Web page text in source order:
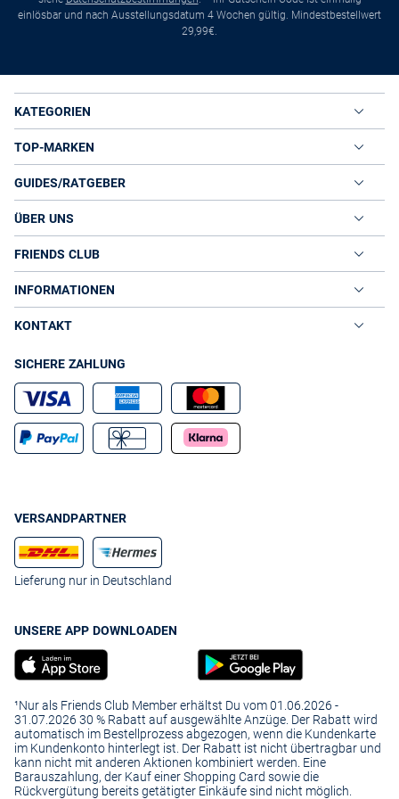
einlösbar und nach Ausstellungsdatum 4 Wochen gültig. Mindestbestellwert
29,99€.
KATEGORIEN
TOP-MARKEN
GUIDES/RATGEBER
ÜBER UNS
FRIENDS CLUB
INFORMATIONEN
KONTAKT
SICHERE ZAHLUNG
VERSANDPARTNER
Lieferung nur in Deutschland
UNSERE APP DOWNLOADEN
¹Nur als Friends Club Member erhältst Du vom 01.06.2026 -
31.07.2026 30 % Rabatt auf ausgewählte Anzüge. Der Rabatt wird
automatisch im Bestellprozess abgezogen, wenn die Kundenkarte
im Kundenkonto hinterlegt ist. Der Rabatt ist nicht übertragbar und
kann nicht mit anderen Aktionen kombiniert werden. Eine
Barauszahlung, der Kauf einer Shopping Card sowie die
Rückvergütung bereits getätigter Einkäufe sind nicht möglich.